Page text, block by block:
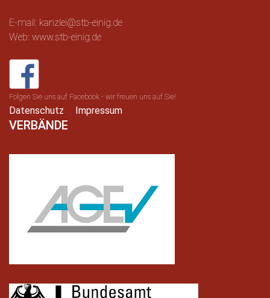
E-mail: kanzlei@stb-einig.de
Web: www.stb-einig.de
Folgen Sie uns auf Facebook - wir freuen uns auf Sie!
Datenschutz Impressum
VERBÄNDE